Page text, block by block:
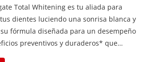
es tu aliada para
dientes luciendo una sonrisa blanca y
fórmula diseñada para un desempeño
preventivos y duraderos* que